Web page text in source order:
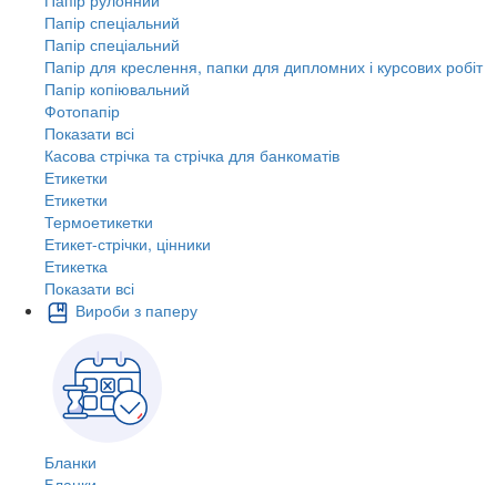
Папір спеціальний
Папір спеціальний
Папір для креслення, папки для дипломних і курсових робіт
Папір копіювальний
Фотопапір
Показати всі
Касова стрічка та стрічка для банкоматів
Етикетки
Етикетки
Термоетикетки
Етикет-стрічки, цінники
Етикетка
Показати всі
Вироби з паперу
Бланки